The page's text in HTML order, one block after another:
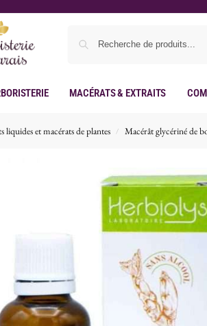
Macérats & Extraits
liquides et macérats de plantes / Macérât glycériné de